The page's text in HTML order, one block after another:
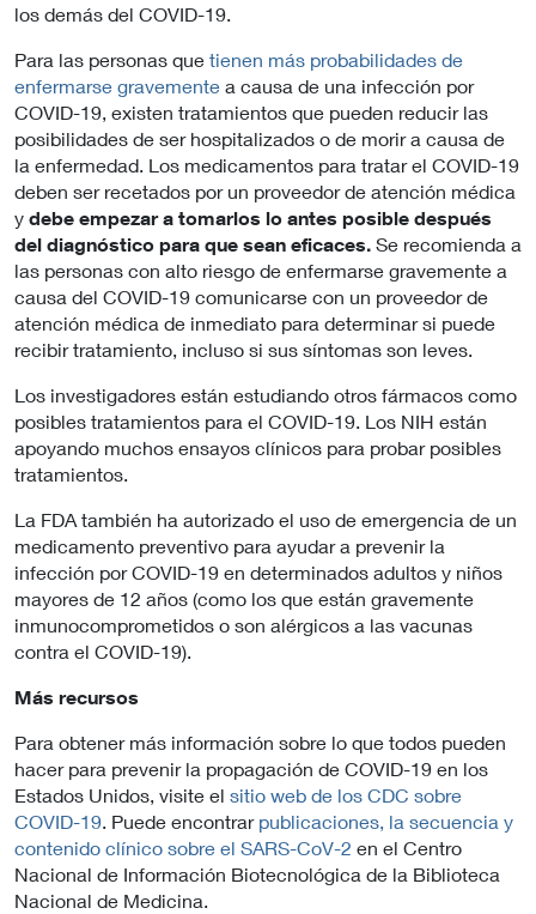
los demás del COVID-19.
Para las personas que tienen más probabilidades de
enfermarse gravemente a causa de una infección por
COVID-19, existen tratamientos que pueden reducir las
posibilidades de ser hospitalizados o de morir a causa de
la enfermedad. Los medicamentos para tratar el COVID-19
deben ser recetados por un proveedor de atención médica
y debe empezar a tomarlos lo antes posible después
del diagnóstico para que sean eficaces. Se recomienda a
las personas con alto riesgo de enfermarse gravemente a
causa del COVID-19 comunicarse con un proveedor de
atención médica de inmediato para determinar si puede
recibir tratamiento, incluso si sus síntomas son leves.
Los investigadores están estudiando otros fármacos como
posibles tratamientos para el COVID-19. Los NIH están
apoyando muchos ensayos clínicos para probar posibles
tratamientos.
La FDA también ha autorizado el uso de emergencia de un
medicamento preventivo para ayudar a prevenir la
infección por COVID-19 en determinados adultos y niños
mayores de 12 años (como los que están gravemente
inmunocomprometidos o son alérgicos a las vacunas
contra el COVID-19).
Más recursos
Para obtener más información sobre lo que todos pueden
hacer para prevenir la propagación de COVID-19 en los
Estados Unidos, visite el sitio web de los CDC sobre
COVID-19 . Puede encontrar publicaciones, la secuencia y
contenido clínico sobre el SARS-CoV-2 en el Centro
Nacional de Información Biotecnológica de la Biblioteca
Nacional de Medicina.